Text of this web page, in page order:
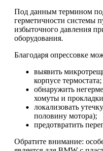
Под данным термином
герметичности системы
избыточного давления
оборудования.
Благодаря опрессовке
выявить
корпусе термостата;
обнаружить
хомуты и
локализовать
половину мотора);
предотвратить
Обратите внимание: